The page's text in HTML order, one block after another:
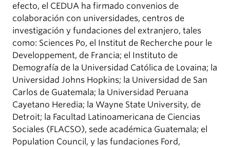
efecto, el CEDUA ha firmado convenios de
colaboración con universidades, centros de
investigación y fundaciones del extranjero, tales
como: Sciences Po, el Institut de Recherche pour le
Developpement, de Francia; el Instituto de
Demografía de la Universidad Católica de Lovaina; la
Universidad Johns Hopkins; la Universidad de San
Carlos de Guatemala; la Universidad Peruana
Cayetano Heredia; la Wayne State University, de
Detroit; la Facultad Latinoamericana de Ciencias
Sociales (FLACSO), sede académica Guatemala; el
Population Council, y las fundaciones Ford,